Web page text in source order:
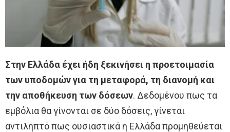
Στην Ελλάδα έχει ήδη ξεκινήσει η προετοιμασία
των υποδομών για τη μεταφορά, τη διανομή και
την αποθήκευση των δόσεων. Δεδομένου πως τα
εμβόλια θα γίνονται σε δύο δόσεις, γίνεται
αντιληπτό πως ουσιαστικά η Ελλάδα προμηθεύεται